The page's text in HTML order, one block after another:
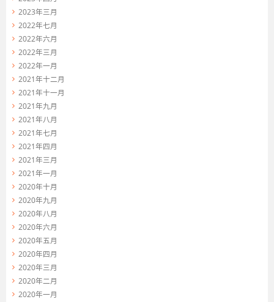
2023年三月
2022年七月
2022年六月
2022年三月
2022年一月
2021年十二月
2021年十一月
2021年九月
2021年八月
2021年七月
2021年四月
2021年三月
2021年一月
2020年十月
2020年九月
2020年八月
2020年六月
2020年五月
2020年四月
2020年三月
2020年二月
2020年一月